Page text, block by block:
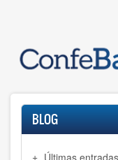
principal
BLOG